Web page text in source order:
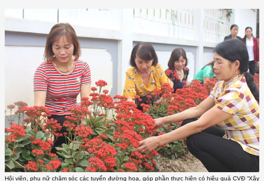
Hội viên, phụ nữ chăm sóc các tuyến đường hoa, góp phần thực hiện có hiệu quả CVĐ “Xây